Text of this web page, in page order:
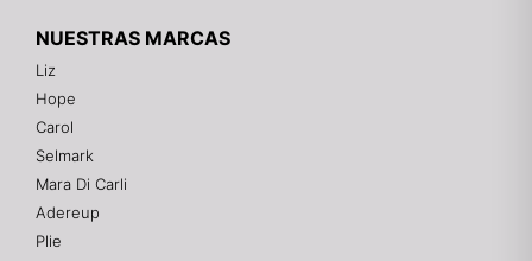
NUESTRAS MARCAS
Liz
Hope
Carol
Selmark
Mara Di Carli
Adereup
Plie
¡Hola! 👋
Gracias por visitarnos. Te asesoramos